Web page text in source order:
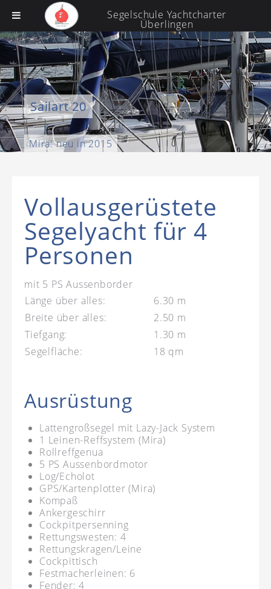
Sailart 20
Mira: neu in 2015
Vollausgerüstete
Segelyacht für 4
Personen
mit 5 PS Aussenborder
Länge über alles:
6.30 m
Breite über alles:
2.50 m
Tiefgang:
1.30 m
Segelfläche:
18 qm
Ausrüstung
Lattengroßsegel mit Lazy-Jack System
1 Leinen-Reffsystem (Mira)
Rollreffgenua
5 PS Aussenbordmotor
Log/Echolot
GPS/Kartenplotter (Mira)
Kompaß
Ankergeschirr
Cockpitpersenning
Rettungswesten: 4
Rettungskragen/Leine
Cockpittisch
Festmacherleinen: 6
Fender: 4
Segelschule Yachtcharter
Überlingen